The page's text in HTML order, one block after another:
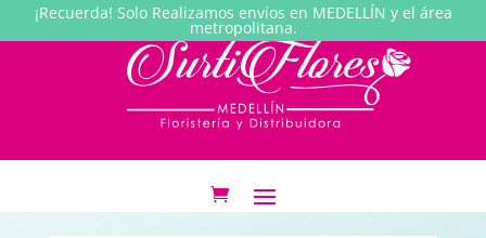
¡Recuerda! Solo Realizamos envíos en MEDELLÍN y el área
metropolitana.